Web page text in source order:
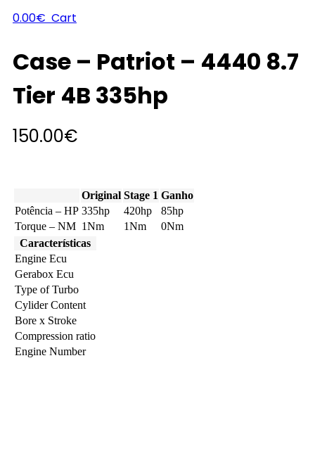
0.00€ Cart
Case – Patriot – 4440 8.7
Tier 4B 335hp
150.00€
Original Stage 1 Ganho
Potência – HP 335hp 420hp
85hp
Torque – NM 1Nm 1Nm
0Nm
Características
Engine Ecu
Gerabox Ecu
Type of Turbo
Cylider Content
Bore x Stroke
Compression ratio
Engine Number